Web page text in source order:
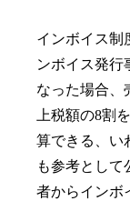
インボイス制
ンボイス発行
なった場合、
上税額の8割
算できる、い
も参考として
者からインボ